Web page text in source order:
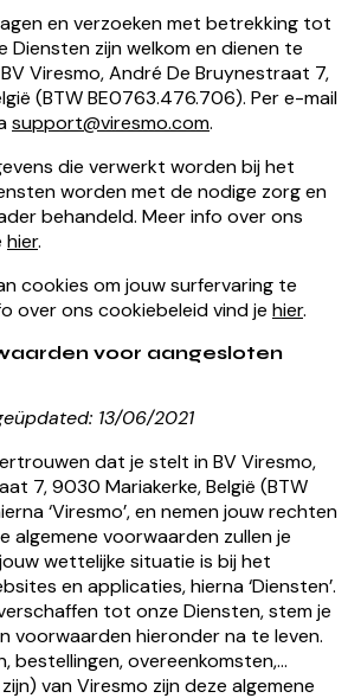
en verzoeken met betrekking tot
Diensten zijn welkom en dienen te
Viresmo, André De Bruynestraat 7,
(BTW BE0763.476.706). Per e-mail
support@viresmo.com.
die verwerkt worden bij het
worden met de nodige zorg en
behandeld. Meer info over ons
hier.
cookies om jouw surfervaring te
over ons cookiebeleid vind je hier.
voor aangesloten
13/06/2021
dat je stelt in BV Viresmo,
7, 9030 Mariakerke, België (BTW
‘Viresmo’, en nemen jouw rechten
algemene voorwaarden zullen je
wettelijke situatie is bij het
en applicaties, hierna ‘Diensten’.
tot onze Diensten, stem je
voorwaarden hieronder na te leven.
bestellingen, overeenkomsten,…
van Viresmo zijn deze algemene